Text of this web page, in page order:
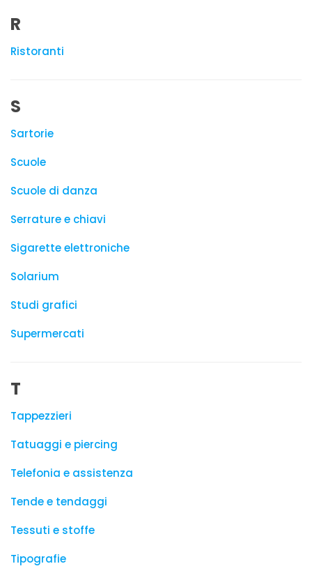
R
Ristoranti
S
Sartorie
Scuole
Scuole di danza
Serrature e chiavi
Sigarette elettroniche
Solarium
Studi grafici
Supermercati
T
Tappezzieri
Tatuaggi e piercing
Telefonia e assistenza
Tende e tendaggi
Tessuti e stoffe
Tipografie